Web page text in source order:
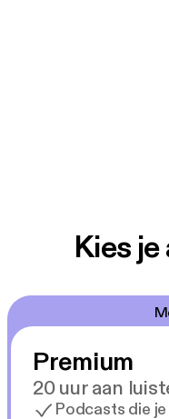
Kies
Premium
20 uur aan
Podcasts die